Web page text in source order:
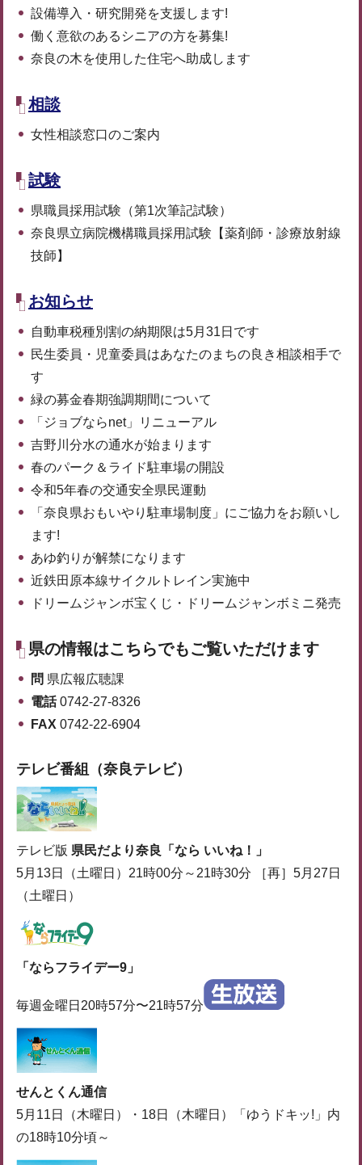
設備導入・研究開発を支援します!
働く意欲のあるシニアの方を募集!
奈良の木を使用した住宅へ助成します
相談
女性相談窓口のご案内
試験
県職員採用試験（第1次筆記試験）
奈良県立病院機構職員採用試験【薬剤師・診療放射線
技師】
お知らせ
自動車税種別割の納期限は5月31日です
民生委員・児童委員はあなたのまちの良き相談相手で
す
緑の募金春期強調期間について
「ジョブならnet」リニューアル
吉野川分水の通水が始まります
春のパーク＆ライド駐車場の開設
令和5年春の交通安全県民運動
「奈良県おもいやり駐車場制度」にご協力をお願いし
ます!
あゆ釣りが解禁になります
近鉄田原本線サイクルトレイン実施中
ドリームジャンボ宝くじ・ドリームジャンボミニ発売
県の情報はこちらでもご覧いただけます
問 県広報広聴課
電話0742-27-8326
FAX 0742-22-6904
テレビ番組（奈良テレビ）
テレビ版 県民だより奈良「なら いいね！」
5月13日（土曜日）21時00分～21時30分 ［再］5月27日
（土曜日）
「ならフライデー9」
毎週金曜日20時57分〜21時57分
せんとくん通信
5月11日（木曜日）・18日（木曜日）「ゆうドキッ!」内
の18時10分頃～